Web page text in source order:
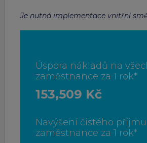
Je nutná implementace vnitřní
Úspora nákladů na
zaměstnance za 1 rok*
153,509 Kč
Navýšení čistého příjmu
zaměstnance za 1 rok*